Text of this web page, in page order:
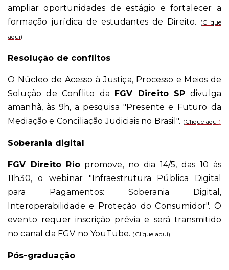
ampliar oportunidades de estágio e fortalecer a
formação jurídica de estudantes de Direito.
(Clique
aqui)
Resolução de conflitos
O Núcleo de Acesso à Justiça, Processo e Meios de
Solução de Conflito da
FGV Direito SP divulga
amanhã, às 9h, a pesquisa "Presente e Futuro da
Mediação e Conciliação Judiciais no Brasil". (Clique aqui)
Soberania digital
FGV Direito Riopromove, no dia 14/5, das 10 às
11h30, o webinar "Infraestrutura Pública Digital
para Pagamentos: Soberania Digital,
Interoperabilidade e Proteção do Consumidor". O
evento requer inscrição prévia e será transmitido
no canal da FGV no YouTube. ( Clique aqui)
Pós-graduação